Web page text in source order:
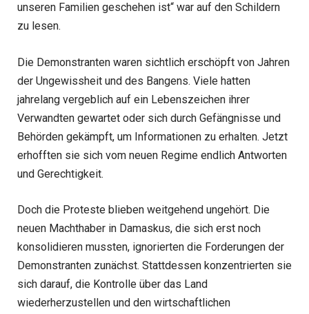
unseren Familien geschehen ist“ war auf den Schildern
zu lesen.
Die Demonstranten waren sichtlich erschöpft von Jahren
der Ungewissheit und des Bangens. Viele hatten
jahrelang vergeblich auf ein Lebenszeichen ihrer
Verwandten gewartet oder sich durch Gefängnisse und
Behörden gekämpft, um Informationen zu erhalten. Jetzt
erhofften sie sich vom neuen Regime endlich Antworten
und Gerechtigkeit.
Doch die Proteste blieben weitgehend ungehört. Die
neuen Machthaber in Damaskus, die sich erst noch
konsolidieren mussten, ignorierten die Forderungen der
Demonstranten zunächst. Stattdessen konzentrierten sie
sich darauf, die Kontrolle über das Land
wiederherzustellen und den wirtschaftlichen